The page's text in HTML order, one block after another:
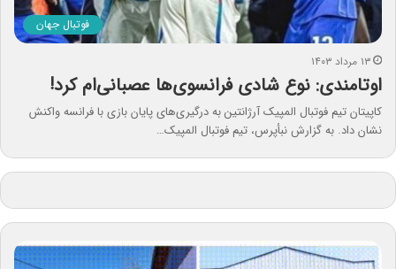
فوتبال جهان
۱۳ مرداد ۱۴۰۳
اوتامندی: نوع شادی فرانسوی‌ها عصبانی‌ام کرد!
کاپیتان تیم فوتبال المپیک آرژانتین به درگیری‌های پایان بازی با فرانسه واکنش
نشان داد. به گزارش نبأپرس، تیم فوتبال المپیک…